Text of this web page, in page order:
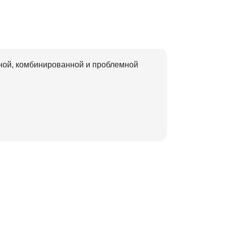
комбинированной и проблемной